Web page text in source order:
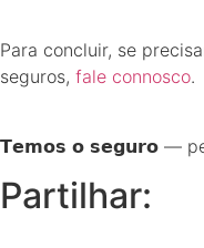
Para concluir, se
seguros, fale connosco.
𝗧𝗲𝗺𝗼𝘀 𝗼 𝘀𝗲𝗴𝘂𝗿𝗼 —
Partilhar: